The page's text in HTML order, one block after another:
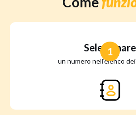
Selezionare
un numero nell'elenco
1